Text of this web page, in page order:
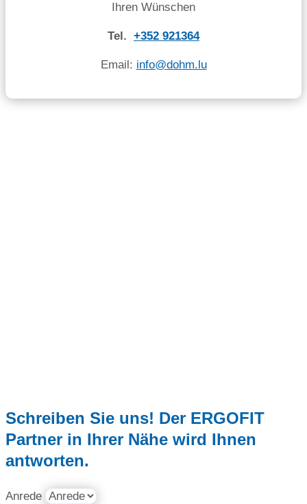
Ihren Wünschen
Tel. +352 921364
Email: info@dohm.lu
Schreiben Sie uns! Der ERGOFIT
Partner in Ihrer Nähe wird Ihnen
antworten.
Anrede